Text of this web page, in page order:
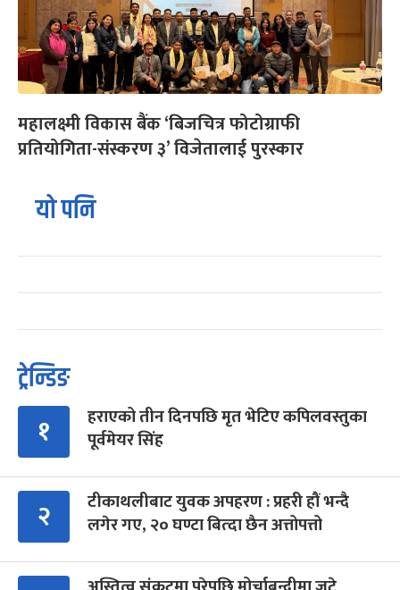
महालक्ष्मी विकास बैंक ‘बिजचित्र फोटोग्राफी
प्रतियोगिता-संस्करण ३’ विजेतालाई पुरस्कार
यो पनि
ट्रेन्डिङ
१
हराएको तीन दिनपछि मृत भेटिए कपिलवस्तुका
पूर्वमेयर सिंह
२
टीकाथलीबाट युवक अपहरण : प्रहरी हौं भन्दै
लगेर गए, २० घण्टा बित्दा छैन अत्तोपत्तो